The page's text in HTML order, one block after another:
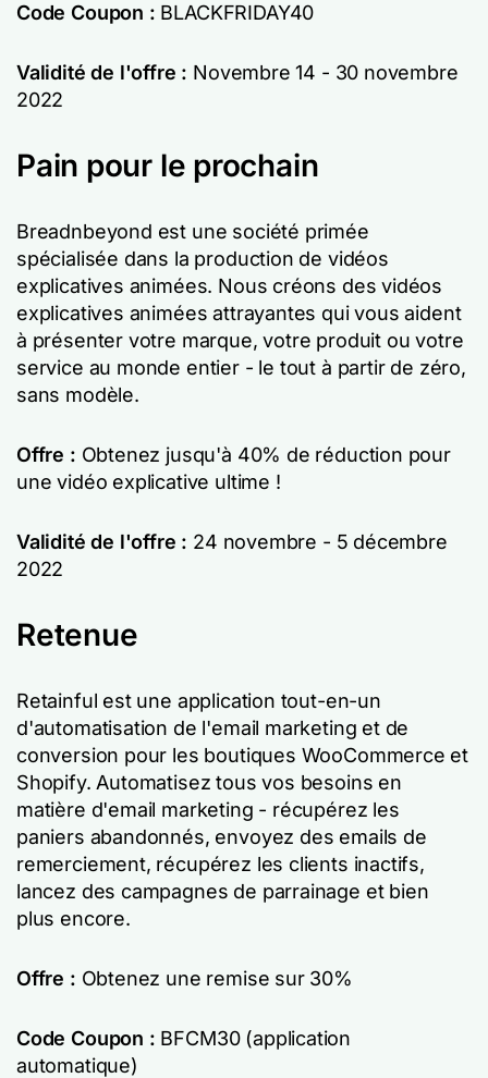
Code Coupon : BLACKFRIDAY40
Validité de l'offre : Novembre 14 - 30 novembre
2022
Pain pour le prochain
Breadnbeyond est une société primée
spécialisée dans la production de vidéos
explicatives animées. Nous créons des vidéos
explicatives animées attrayantes qui vous aident
à présenter votre marque, votre produit ou votre
service au monde entier - le tout à partir de zéro,
sans modèle.
Offre : Obtenez jusqu'à 40% de réduction pour
une vidéo explicative ultime !
Validité de l'offre : 24 novembre - 5 décembre
2022
Retenue
Retainful est une application tout-en-un
d'automatisation de l'email marketing et de
conversion pour les boutiques WooCommerce et
Shopify. Automatisez tous vos besoins en
matière d'email marketing - récupérez les
paniers abandonnés, envoyez des emails de
remerciement, récupérez les clients inactifs,
lancez des campagnes de parrainage et bien
plus encore.
Offre : Obtenez une remise sur 30%
Code Coupon : BFCM30 (application
automatique)